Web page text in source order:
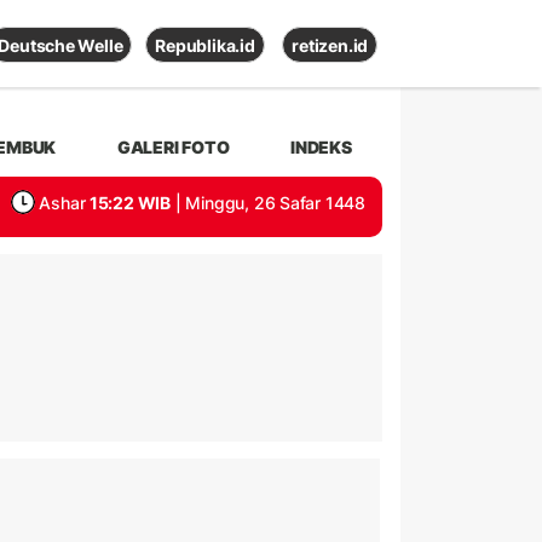
Welle Republika.id retizen.id
GALERI FOTO INDEKS
Ashar 15:22 WIB | Minggu, 26 Safar 1448